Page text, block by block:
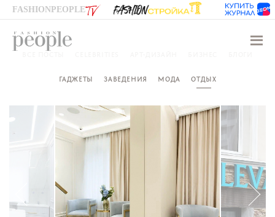
FASHIONPEOPLE
ГАДЖЕТЫ ЗАВЕДЕНИЯ МОДА ОТДЫХ